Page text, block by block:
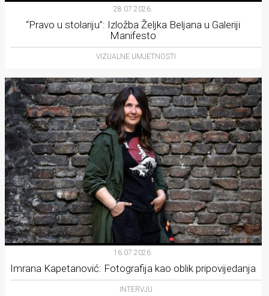
28.07.2026.
“Pravo u stolariju”: Izložba Željka Beljana u Galeriji
Manifesto
VIZUALNE UMJETNOSTI
16.07.2026.
Imrana Kapetanović: Fotografija kao oblik pripovijedanja
INTERVJU